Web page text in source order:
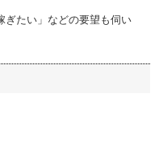
たい」などの要望も伺い